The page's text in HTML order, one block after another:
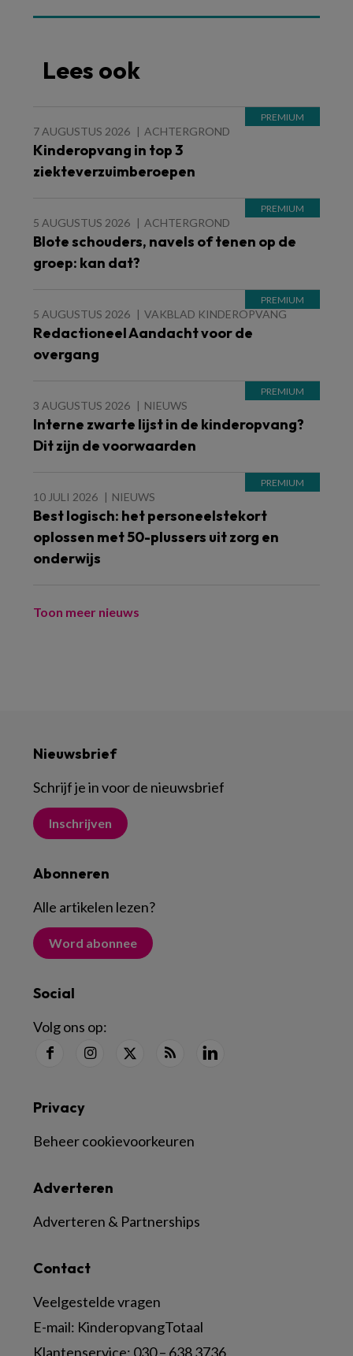
Lees ook
7 AUGUSTUS 2026 ACHTERGROND
Kinderopvang in top 3
ziekteverzuimberoepen
5 AUGUSTUS 2026 ACHTERGROND
Blote schouders, navels of tenen op de
groep: kan dat?
5 AUGUSTUS 2026 VAKBLAD KINDEROPVANG
Redactioneel Aandacht voor de
overgang
3 AUGUSTUS 2026 NIEUWS
Interne zwarte lijst in de kinderopvang?
Dit zijn de voorwaarden
10 JULI 2026 NIEUWS
Best logisch: het personeelstekort
oplossen met 50-plussers uit zorg en
onderwijs
Toon meer nieuws
Nieuwsbrief
Schrijf je in voor de nieuwsbrief
Inschrijven
Abonneren
Alle artikelen lezen?
Word abonnee
Social
Volg ons op:
Contact
Veelgestelde vragen
E-mail: KinderopvangTotaal
Klantenservice: 030 – 638 3736
Adverteren
Adverteren & Partnerships
Privacy
Beheer cookievoorkeuren